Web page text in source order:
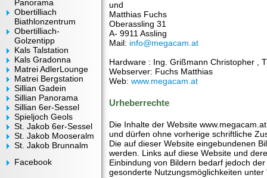
Panorama
Obertilliach
Biathlonzentrum
Obertilliach-
Golzentipp
Kals Talstation
Kals Gradonna
Matrei AdlerLounge
Matrei Bergstation
Sillian Gadein
Sillian Panorama
Sillian 6er-Sessel
Spieljoch Geols
St. Jakob 6er-Sessel
St. Jakob Mooseralm
St. Jakob Brunnalm
Facebook
und
Matthias Fuchs
Oberassling 31
A- 9911 Assling
Mail: info@megacam.at
Hardware : Ing. Grißmann Christopher ,
Webserver: Fuchs Matthias
Web: www.megacam.at
Urheberrechte
Die Inhalte der Website
und dürfen ohne vorherige schriftliche
Die auf dieser Website eingebundenen
werden. Links auf diese Website und
Einbindung von Bildern bedarf jedoch
gesonderte Nutzungsmöglichkeiten